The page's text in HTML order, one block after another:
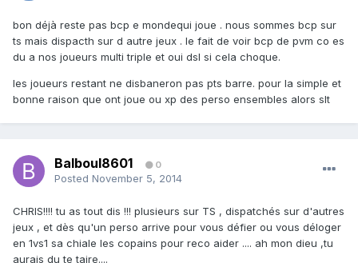
bon déjà reste pas bcp e mondequi joue . nous sommes bcp sur
ts mais dispacth sur d autre jeux . le fait de voir bcp de pvm co es
du a nos joueurs multi triple et oui dsl si cela choque.
les joueurs restant ne disbaneron pas pts barre. pour la simple et
bonne raison que ont joue ou xp des perso ensembles alors slt
Balboul8601 0
Posted November 5, 2014
CHRIS!!!! tu as tout dis !!! plusieurs sur TS , dispatchés sur d'autres
jeux , et dès qu'un perso arrive pour vous défier ou vous déloger
en 1vs1 sa chiale les copains pour reco aider .... ah mon dieu ,tu
aurais du te taire....